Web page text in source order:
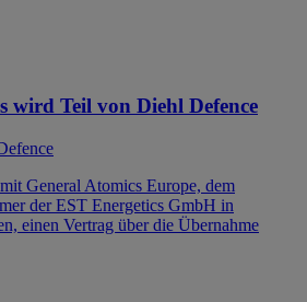
wird Teil von Diehl Defence
General Atomics Europe, dem
der EST Energetics GmbH in
einen Vertrag über die Übernahme